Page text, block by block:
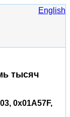
English
тысяч
0x01A57F,